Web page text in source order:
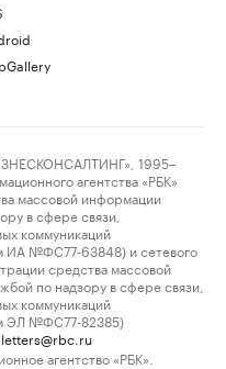
1995–
агентства «РБК»
массовой информации
в сфере связи,
коммуникаций
ИА №ФС77-63848) и сетевого
средства массовой
по надзору в сфере связи,
коммуникаций
ЭЛ №ФС77-82385)
letters@rbc.ru
агентство «РБК».